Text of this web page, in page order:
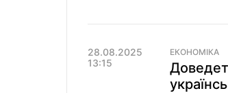
28.08.2025
13:15
ЕКОНОМІКА